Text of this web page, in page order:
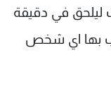
ليلحق في دقيقة
بها اي شخص